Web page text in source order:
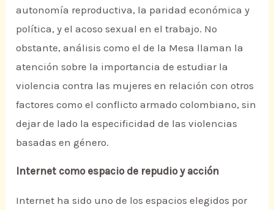
autonomía reproductiva, la paridad económica y
política, y el acoso sexual en el trabajo. No
obstante, análisis como el de la Mesa llaman la
atención sobre la importancia de estudiar la
violencia contra las mujeres en relación con otros
factores como el conflicto armado colombiano, sin
dejar de lado la especificidad de las violencias
basadas en género.
Internet como espacio de repudio y acción
Internet ha sido uno de los espacios elegidos por